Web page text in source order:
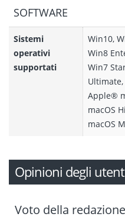
SOFTWARE
Sistemi
operativi
supportati
Win10,
Win8
Win7
Ultimate,
Apple®
macOS
macOS
Opinioni degli
Voto della redazione